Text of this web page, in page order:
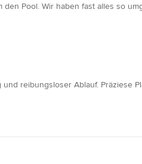
Pool. Wir haben fast alles so
reibungsloser Ablauf. Präziese